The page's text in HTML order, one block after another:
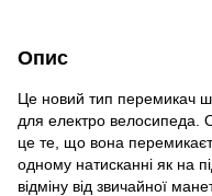
Опис
Це новий тип перемикач
для електро велосипеда.
це те, що вона
одному натисканні як на
відміну від звичайної